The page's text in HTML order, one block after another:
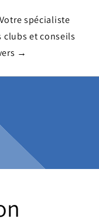
Votre spécialiste
et conseils
→